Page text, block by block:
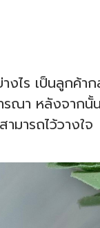
ร เป็นลูกค้า
รณา หลังจาก
มารถไว้วางใจ